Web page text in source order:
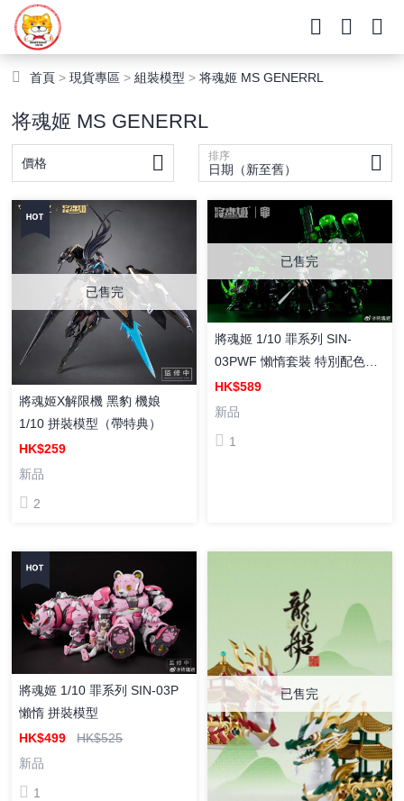
首頁 >現貨專區 >組裝模型 >将魂姬 MS GENERRL
将魂姬 MS GENERRL
價格 排序
日期（新至舊）
已售完
將魂姬X解限機 黑豹 機娘
1/10 拼裝模型（帶特典）
HK$259
新品
2
已售完
將魂姬 1/10 罪系列 SIN-
03PWF 懶惰套裝 特別配色
（黑綠限定版）拼裝模型
HK$589
新品
1
將魂姬 1/10 罪系列 SIN-03P
懶惰 拼裝模型
HK$499HK$525
新品
1
已售完